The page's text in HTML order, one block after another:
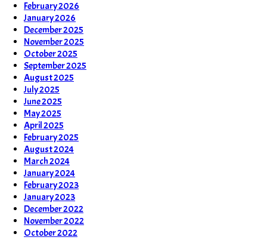
February 2026
January 2026
December 2025
November 2025
October 2025
September 2025
August 2025
July 2025
June 2025
May 2025
April 2025
February 2025
August 2024
March 2024
January 2024
February 2023
January 2023
December 2022
November 2022
October 2022